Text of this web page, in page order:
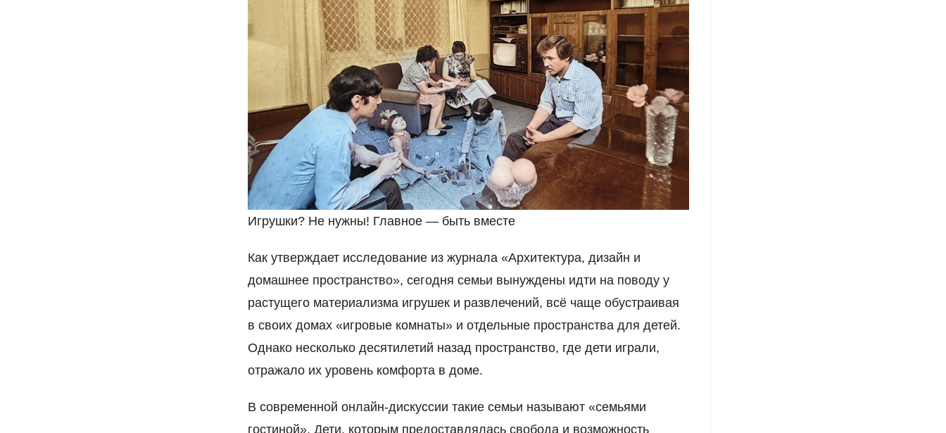
Игрушки? Не нужны! Главное — быть вместе
Как утверждает исследование из журнала «Архитектура, дизайн и
домашнее пространство», сегодня семьи вынуждены идти на поводу у
растущего материализма игрушек и развлечений, всё чаще обустраивая
в своих домах «игровые комнаты» и отдельные пространства для детей.
Однако несколько десятилетий назад пространство, где дети играли,
отражало их уровень комфорта в доме.
В современной онлайн-дискуссии такие семьи называют «семьями
гостиной». Дети, которым предоставлялась свобода и возможность